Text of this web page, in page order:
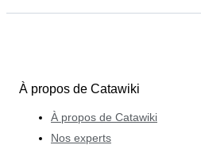
À propos de Catawiki
À propos de Catawiki
Nos experts